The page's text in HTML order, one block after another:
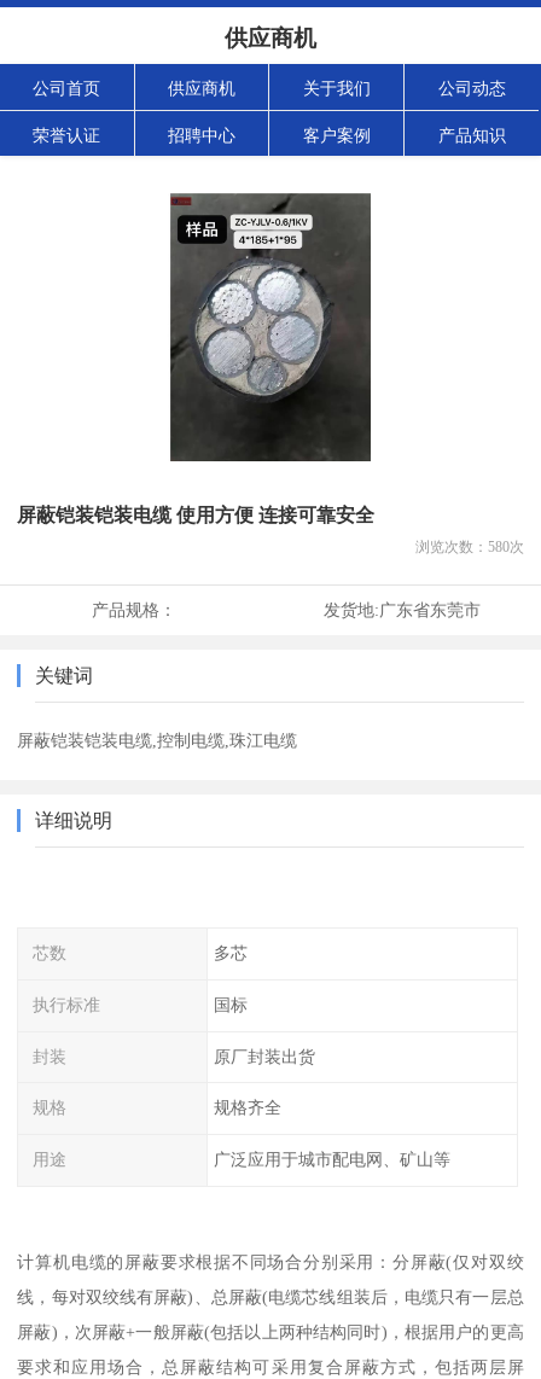
供应商机
公司首页 供应商机 关于我们 公司动态
荣誉认证 招聘中心 客户案例 产品知识
屏蔽铠装铠装电缆 使用方便 连接可靠安全
浏览次数： 580次
产品规格： 发货地:广东省东莞市
关键词
屏蔽铠装铠装电缆,控制电缆,珠江电缆
详细说明
芯数 多芯
执行标准 国标
封装 原厂封装出货
规格 规格齐全
用途 广泛应用于城市配电网、矿山等
计算机电缆的屏蔽要求根据不同场合分别采用：分屏蔽(仅对双绞
线，每对双绞线有屏蔽)、总屏蔽(电缆芯线组装后，电缆只有一层总
屏蔽)，次屏蔽+一般屏蔽(包括以上两种结构同时)，根据用户的更高
要求和应用场合，总屏蔽结构可采用复合屏蔽方式，包括两层屏